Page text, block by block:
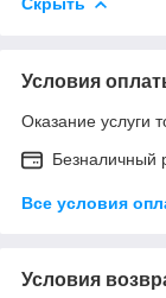
Условия
Оказание услуги
Безналичный
Все условия
Условия